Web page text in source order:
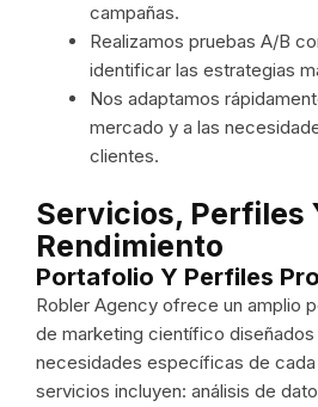
campañas.
Realizamos pruebas A/B
identificar las estrategias
Nos adaptamos
mercado y a las
clientes.
Servicios, Perfiles
Rendimiento
Portafolio Y Perfiles
Robler Agency ofrece un amplio
de marketing científico
necesidades específicas de
servicios incluyen: análisis de